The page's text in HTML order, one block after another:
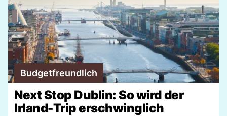
Budgetfreundlich
Next Stop Dublin: So wird der
Irland-Trip erschwinglich